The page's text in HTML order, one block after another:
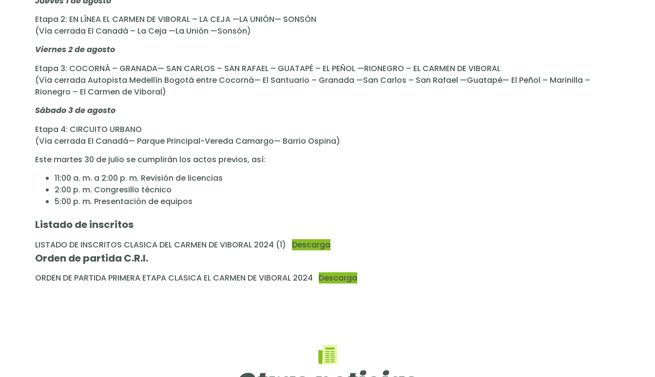
Etapa 2: EN LÍNEA EL CARMEN DE VIBORAL – LA CEJA —LA UNIÓN— SONSÓN
(Vía cerrada El Canadá – La Ceja —La Unión —Sonsón)
Viernes 2 de agosto
Etapa 3: COCORNÁ – GRANADA— SAN CARLOS – SAN RAFAEL – GUATAPÉ – EL PEÑOL —RIONEGRO – EL CARMEN DE VIBORAL
(Vía cerrada Autopista Medellín Bogotá entre Cocorná— El Santuario – Granada —San Carlos – San Rafael —Guatapé— El Peñol – Marinilla –
Rionegro – El Carmen de Viboral)
Sábado 3 de agosto
Etapa 4: CIRCUITO URBANO
(Vía cerrada El Canadá— Parque Principal-Vereda Camargo— Barrio Ospina)
Este martes 30 de julio se cumplirán los actos previos, así:
11:00 a. m. a 2:00 p. m. Revisión de licencias
2:00 p. m. Congresillo técnico
5:00 p. m. Presentación de equipos
Listado de inscritos
LISTADO DE INSCRITOS CLASICA DEL CARMEN DE VIBORAL 2024 (1) Descarga
Orden de partida C.R.I.
ORDEN DE PARTIDA PRIMERA ETAPA CLASICA EL CARMEN DE VIBORAL 2024 Descarga